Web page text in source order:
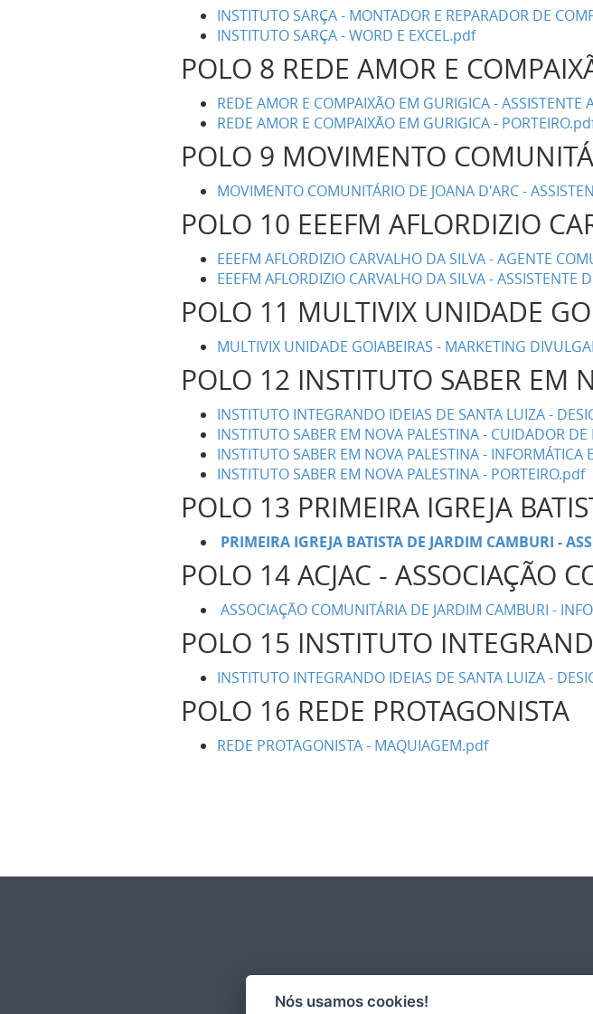
INSTITUTO SARÇA - MONTADOR E REPARADOR DE
INSTITUTO SARÇA - WORD E EXCEL.pdf
POLO 8 REDE AMOR E
REDE AMOR E COMPAIXÃO EM GURIGICA - ASSISTENTE
REDE AMOR E COMPAIXÃO EM GURIGICA -
POLO 9 MOVIMENTO
MOVIMENTO COMUNITÁRIO DE JOANA D'ARC -
POLO 10 EEEFM AFLORDIZIO
EEEFM AFLORDIZIO CARVALHO DA SILVA - AGENTE
EEEFM AFLORDIZIO CARVALHO DA SILVA - ASSISTENTE
POLO 11 MULTIVIX UNIDADE
MULTIVIX UNIDADE GOIABEIRAS - MARKETING
POLO 12 INSTITUTO SABER EM
INSTITUTO INTEGRANDO IDEIAS DE SANTA LUIZA -
INSTITUTO SABER EM NOVA PALESTINA - CUIDADOR
INSTITUTO SABER EM NOVA PALESTINA - INFORMÁTICA
INSTITUTO SABER EM NOVA PALESTINA - PORTEIRO.pdf
POLO 13 PRIMEIRA IGREJA
PRIMEIRA IGREJA BATISTA DE JARDIM CAMBURI -
POLO 14 ACJAC - ASSOCIAÇÃO
ASSOCIAÇÃO COMUNITÁRIA DE JARDIM CAMBURI -
POLO 15 INSTITUTO
INSTITUTO INTEGRANDO IDEIAS DE SANTA LUIZA -
POLO 16 REDE PROTAGONISTA
REDE PROTAGONISTA - MAQUIAGEM.pdf
Nós usamos cookies!